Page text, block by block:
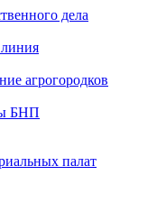
дела
агрогородков
БНП
палат